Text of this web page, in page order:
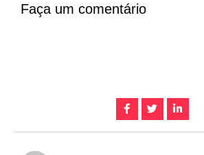
Faça um comentário